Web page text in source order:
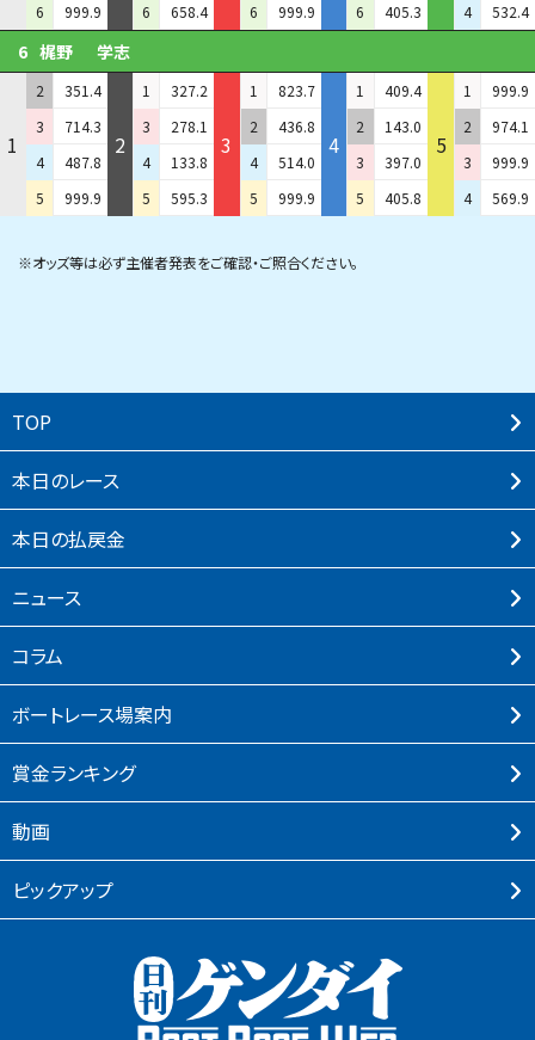
6
999.9
6
658.4
6
999.9
6
405.3
4
532.4
6 梶野 学志
1
2
351.4
3
714.3
4
487.8
5
999.9
2
1
327.2
3
278.1
4
133.8
5
595.3
3
1
823.7
2
436.8
4
514.0
5
999.9
4
1
409.4
2
143.0
3
397.0
5
405.8
5
1
999.9
2
974.1
3
999.9
4
569.9
※オッズ等は必ず主催者発表をご確認・ご照合ください。
TOP
本⽇のレース
本⽇の払戻⾦
ニュース
コラム
ボートレース場案内
賞⾦ランキング
動画
ピックアップ